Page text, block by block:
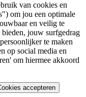
van cookies en
om jou een optimale
en veilig te
bieden, jouw surfgedrag
te maken
op social media en
om hiermee akkoord
accepteren